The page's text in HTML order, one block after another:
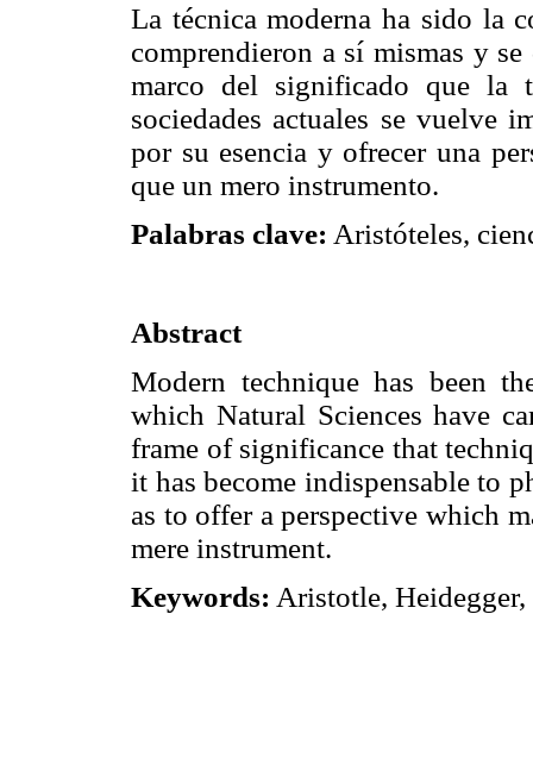
La técnica moderna ha sido la
comprendieron a sí mismas y
marco del significado que la
sociedades actuales se vuelve
por su esencia y ofrecer una
que un mero instrumento.
Palabras clave: Aristóteles,
Abstract
Modern technique has been
which Natural Sciences have
frame of significance that
it has become indispensable to
as to offer a perspective which
mere instrument.
Keywords: Aristotle, Heidegger,